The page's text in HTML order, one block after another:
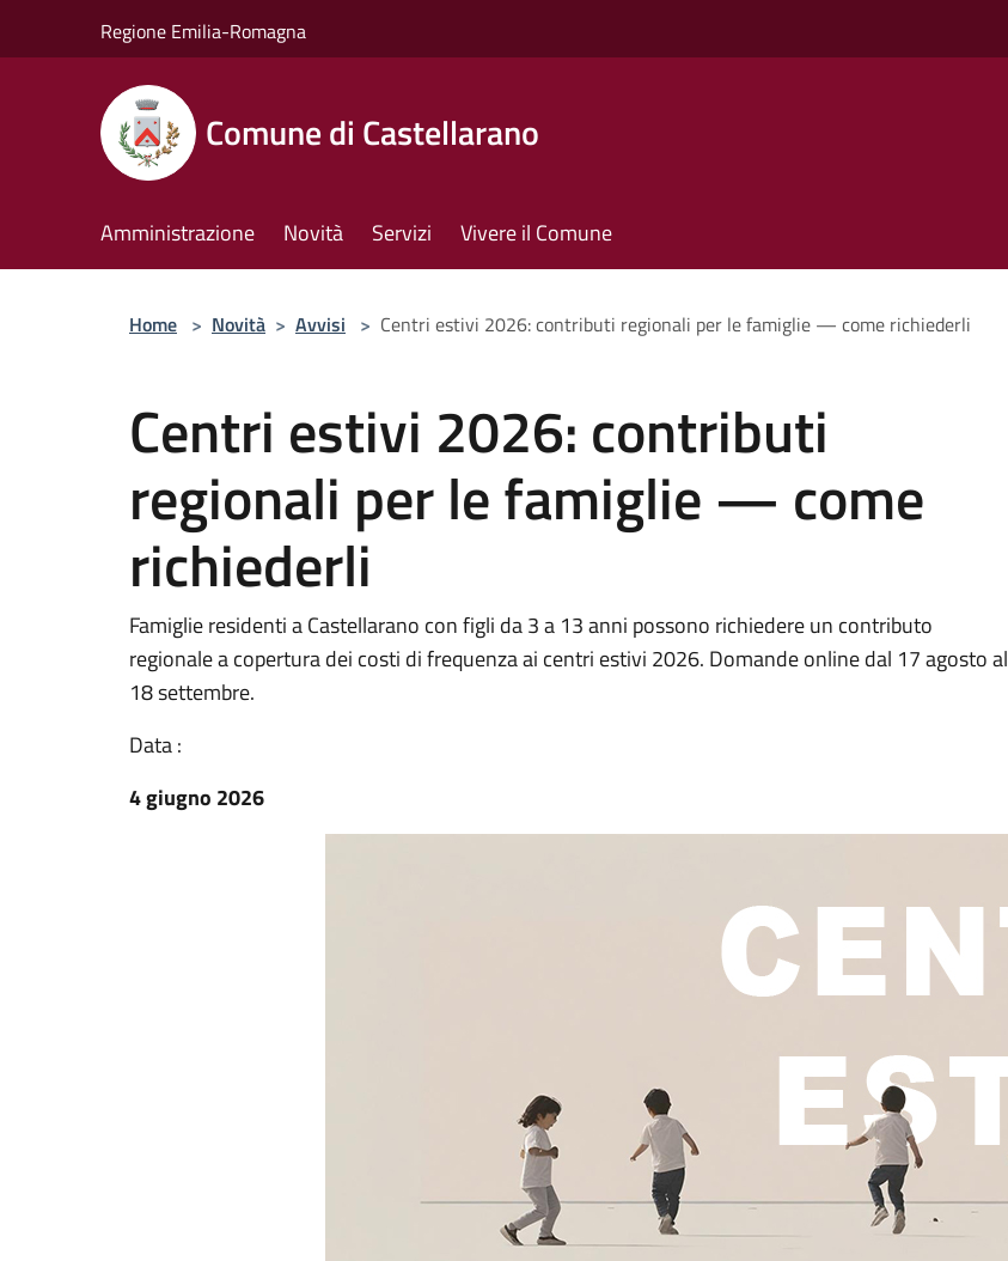
Regione Emilia-Romagna
Comune di Castellarano
Amministrazione Novità Servizi Vivere il Comune
Home > Novità > Avvisi > Centri estivi 2026: contributi regionali per le famiglie — come richiederli
Centri estivi 2026: contributi
regionali per le famiglie — come
richiederli
Famiglie residenti a Castellarano con figli da 3 a 13 anni possono richiedere un contributo
regionale a copertura dei costi di frequenza ai centri estivi 2026. Domande online dal 17 agosto al
18 settembre.
Data :
4 giugno 2026